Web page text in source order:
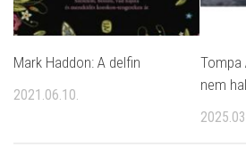
Mark Haddon: A delfin
2021.06.10.
Tompa
nem